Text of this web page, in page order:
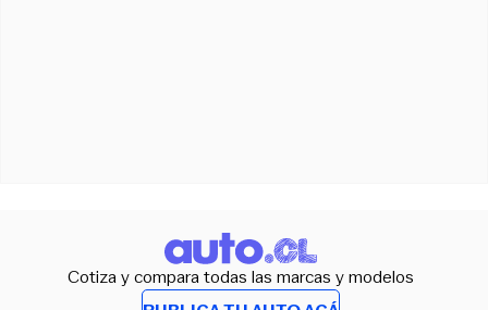
Cotiza y compara todas las marcas y modelos